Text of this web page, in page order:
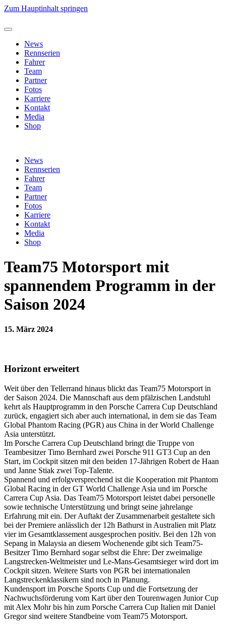
Zum Hauptinhalt springen
News
Rennserien
Fahrer
Team
Partner
Fotos
Karriere
Kontakt
Media
Shop
News
Rennserien
Fahrer
Team
Partner
Fotos
Karriere
Kontakt
Media
Shop
Team75 Motorsport mit
spannendem Programm in der
Saison 2024
15. März 2024
Horizont erweitert
Weit über den Tellerrand hinaus blickt das Team75 Motorsport in
der Saison 2024. Die Mannschaft aus dem pfälzischen Landstuhl
kehrt als Hauptprogramm in den Porsche Carrera Cup Deutschland
zurück, engagiert sich aber auch international, in dem sie das Team
Global Phantom Racing (PGR) aus China in der World Challenge
Asia unterstützt.
Im Porsche Carrera Cup Deutschland bringt die Truppe von
Teambesitzer Timo Bernhard zwei Porsche 911 GT3 Cup an den
Start, im Cockpit sitzen mit den beiden 17-Jährigen Robert de Haan
und Janne Stiak zwei Top-Talente.
Spannend und erfolgversprechend ist die Kooperation mit Phantom
Global Racing in der GT World Challenge Asia und im Porsche
Carrera Cup Asia. Das Team75 Motorsport leistet dabei personelle
sowie technische Unterstützung und bringt seine jahrelange
Erfahrung mit ein. Der Auftakt der Zusammenarbeit gestaltete sich
bei der Premiere anlässlich der 12h Bathurst in Australien mit Platz
vier im Gesamtklassement ausgesprochen positiv. Bei den 12h von
Sepang in Malaysia an diesem Wochenende gibt sich Team75-
Besitzer Timo Bernhard sogar selbst die Ehre: Der zweimalige
Langstrecken-Weltmeister und Le-Mans-Gesamtsieger wird dort im
Cockpit sitzen. Weitere Starts von PGR bei internationalen
Langstreckenklassikern sind noch in Planung.
Kundensport im Porsche Sports Cup und die Fortsetzung der
Nachwuchsförderung vom Kart über den Tourenwagen Junior Cup
mit Alex Mohr bis hin zum Porsche Carrera Cup Italien mit Daniel
Gregor sind weitere Standbeine vom Team75 Motorsport.